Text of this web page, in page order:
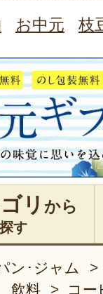
お中元 枝
リ から
す
ン･ジャム
>
飲料
> コー